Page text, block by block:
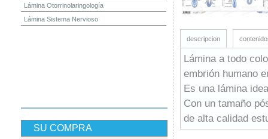
Lámina Otorrinolaringología
Lámina Sistema Nervioso
SU COMPRA
descripcion
Lámina a todo
embrión humano
Es una lámina
Con un tamaño
de alta calidad